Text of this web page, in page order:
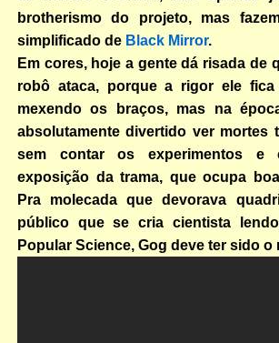
brotherismo do projeto, mas
simplificado de Black Mirror.
Em cores, hoje a gente dá risada de
robô ataca, porque a rigor ele fica
mexendo os braços, mas na
absolutamente divertido ver mortes
sem contar os experimentos e
exposição da trama, que ocupa
Pra molecada que devorava
público que se cria cientista
Popular Science, Gog deve ter sido o